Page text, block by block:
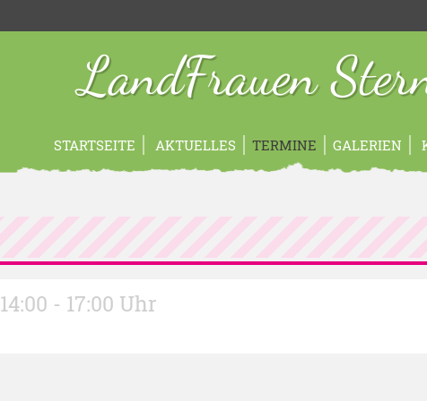
LandFrauen
STARTSEITE AKTUELLES TERMINE GALERIEN
14:00 - 17:00 Uhr